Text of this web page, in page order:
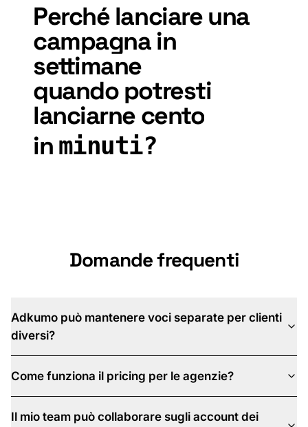
Perchélanciareuna
campagnain
settimane
quandopotresti
lanciarnecento
in minuti?
Domande frequenti
Adkumo può mantenere voci separate per clienti
diversi?
Come funziona il pricing per le agenzie?
Il mio team può collaborare sugli account dei